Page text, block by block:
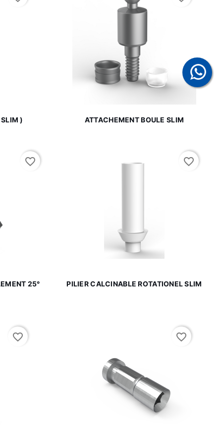
) Aperçu rapide
ATTACHEMENT BOULE SLIM
25°
favorite_border
Aperçu rapide
PILIER CALCINABLE ROTATIONEL SLIM
favorite_border
favorite_border favorite_border